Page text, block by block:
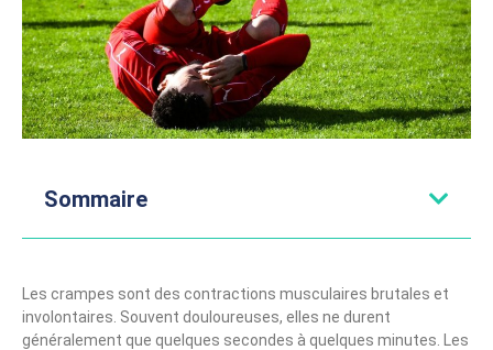
Sommaire
Les crampes sont des contractions musculaires brutales et
involontaires. Souvent douloureuses, elles ne durent
généralement que quelques secondes à quelques minutes. Les